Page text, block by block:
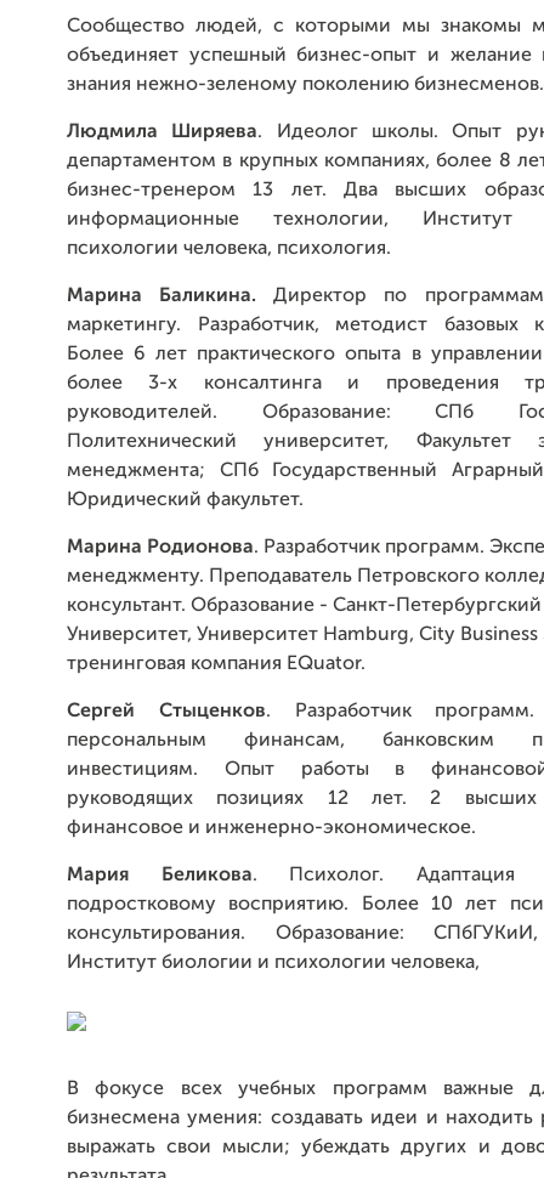
Сообщество людей, с которыми мы знакомы
объединяет успешный бизнес-опыт и желание
знания нежно-зеленому поколению бизнесменов.
Людмила Ширяева. Идеолог школы. Опыт
департаментом в крупных компаниях, более 8
бизнес-тренером 13 лет. Два высших
информационные технологии,
психологии человека, психология.
Марина Баликина.Директор по
маркетингу. Разработчик, методист базовых
Более 6 лет практического опыта в
более 3-х консалтинга и проведения
руководителей. Образование: СПб
Политехнический университет,
менеджмента; СПб Государственный
Юридический факультет.
Марина Родионова. Разработчик программ.
менеджменту. Преподаватель Петровского
консультант. Образование - Санкт-
Университет, Университет Hamburg, City Business
тренинговая компания EQuator.
Сергей Стыценков. Разработчик
персональным финансам, банковским
инвестициям. Опыт работы в
руководящих позициях 12 лет. 2 высших
финансовое и инженерно-экономическое.
Мария Беликова. Психолог. Адаптация
подростковому восприятию. Более 10 лет
консультирования. Образование:
Институт биологии и психологии человека,
В фокусе всех учебных программ важные
бизнесмена умения: создавать идеи и
выражать свои мысли; убеждать других и